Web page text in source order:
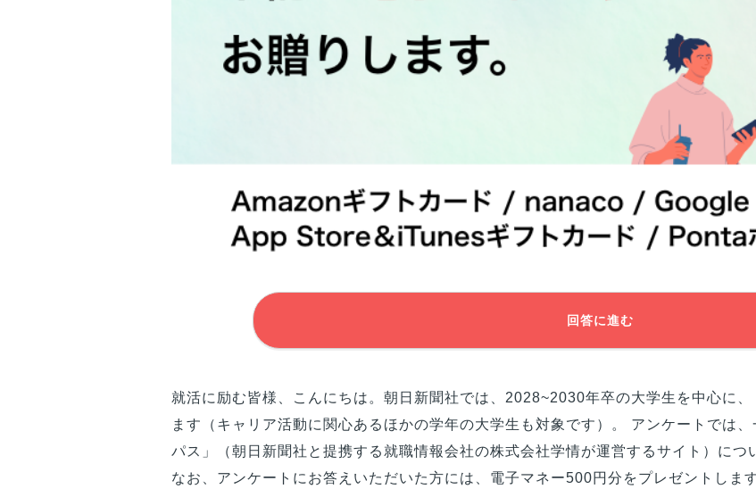
回答に進む
就活に励む皆様
、こんにちは。朝日新聞社では、2028~2030年卒の大学生を中心に
ます（キャリア活動に関心あるほかの学年の大学生も対象です）。 アンケートでは
パス」（朝日新聞社と提携する就職情報会社の株式会社学情が運営するサイト）につ
なお、アンケートにお答えいただいた方には、電子マネー500円分をプレゼントしま